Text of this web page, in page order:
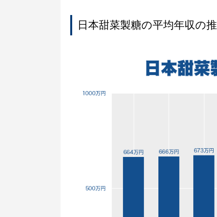
日本甜菜製糖の平均年収の